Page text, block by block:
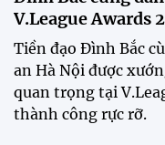
Đồng Tháp
Bóng đá Việt
AFC